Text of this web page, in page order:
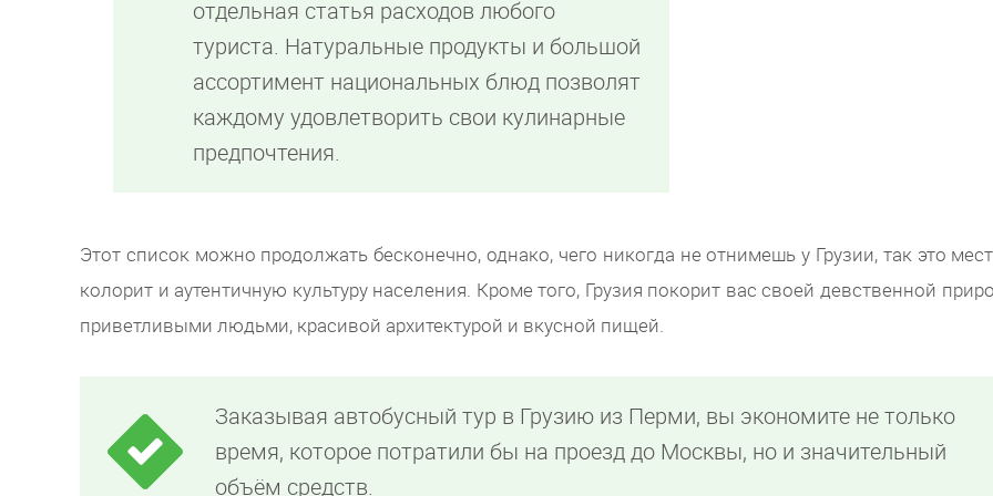
отдельная статья расходов любого
туриста. Натуральные продукты и большой
ассортимент национальных блюд позволят
каждому удовлетворить свои кулинарные
предпочтения.
Этот список можно продолжать бесконечно, однако, чего никогда не отнимешь у Грузии, так это
колорит и аутентичную культуру населения. Кроме того, Грузия покорит вас своей девственной
приветливыми людьми, красивой архитектурой и вкусной пищей.
Заказывая автобусный тур в Грузию из Перми, вы экономите не только
время, которое потратили бы на проезд до Москвы, но и значительный
объём средств.